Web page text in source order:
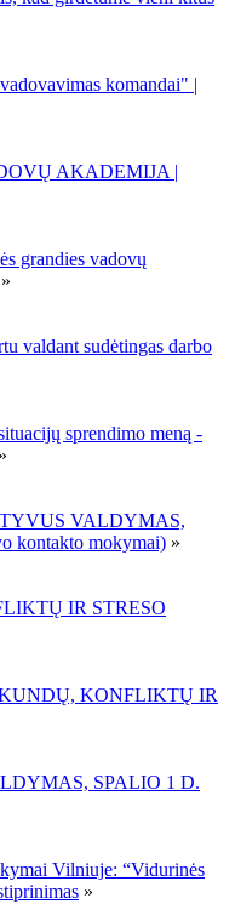
komandai" |
AKADEMIJA |
grandies vadovų
»
valdant sudėtingas darbo
sprendimo meną -
»
VALDYMAS,
kontakto mokymai) »
IR STRESO
KONFLIKTŲ IR
SPALIO 1 D.
Vilniuje: “Vidurinės
»